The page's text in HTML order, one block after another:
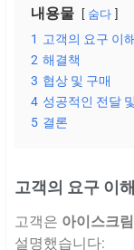
내용물 숨다
1 고객의 요구 이해
2 해결책
3 협상 및 구매
4 성공적인 전달
5 결론
고객의 요구 이해
고객은 아이스크
설명했습니다: